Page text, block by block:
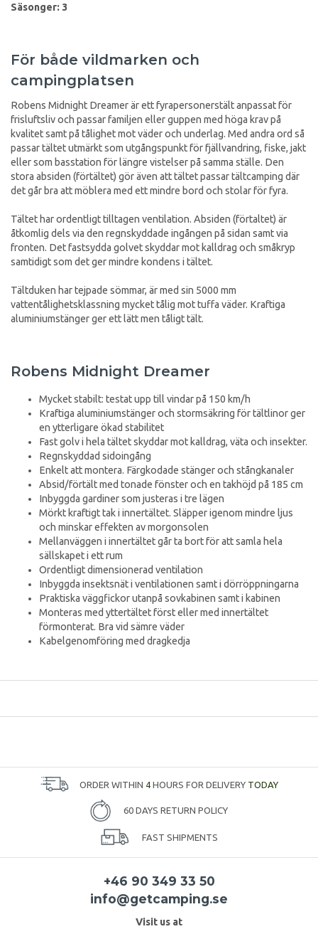
Säsonger: 3
För både vildmarken och
campingplatsen
Robens Midnight Dreamer är ett fyrapersonerstält anpassat för
frisluftsliv och passar familjen eller guppen med höga krav på
kvalitet samt på tålighet mot väder och underlag. Med andra ord så
passar tältet utmärkt som utgångspunkt för fjällvandring, fiske, jakt
eller som basstation för längre vistelser på samma ställe. Den
stora absiden (förtältet) gör även att tältet passar tältcamping där
det går bra att möblera med ett mindre bord och stolar för fyra.
Tältet har ordentligt tilltagen ventilation. Absiden (förtaltet) är
åtkomlig dels via den regnskyddade ingången på sidan samt via
fronten. Det fastsydda golvet skyddar mot kalldrag och småkryp
samtidigt som det ger mindre kondens i tältet.
Tältduken har tejpade sömmar, är med sin 5000 mm
vattentålighetsklassning mycket tålig mot tuffa väder. Kraftiga
aluminiumstänger ger ett lätt men tåligt tält.
Robens Midnight Dreamer
Mycket stabilt: testat upp till vindar på 150 km/h
Kraftiga aluminiumstänger och stormsäkring för tältlinor ger
en ytterligare ökad stabilitet
Fast golv i hela tältet skyddar mot kalldrag, väta och insekter.
Regnskyddad sidoingång
Enkelt att montera. Färgkodade stänger och stångkanaler
Absid/förtält med tonade fönster och en takhöjd på 185 cm
Inbyggda gardiner som justeras i tre lägen
Mörkt kraftigt tak i innertältet. Släpper igenom mindre ljus
och minskar effekten av morgonsolen
Mellanväggen i innertältet går ta bort för att samla hela
sällskapet i ett rum
Ordentligt dimensionerad ventilation
Inbyggda insektsnät i ventilationen samt i dörröppningarna
Praktiska väggfickor utanpå sovkabinen samt i kabinen
Monteras med yttertältet först eller med innertältet
förmonterat. Bra vid sämre väder
Kabelgenomföring med dragkedja
ORDER WITHIN 4HOURS FOR DELIVERY TODAY
60 DAYS RETURN POLICY
FAST SHIPMENTS
+46 90 349 33 50
info@getcamping.se
Visit us at